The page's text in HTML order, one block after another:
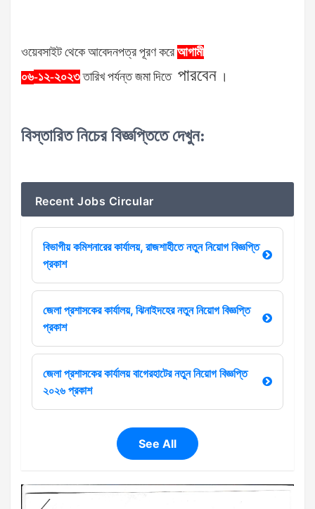
ওয়েবসাইট থেকে আবেদনপত্র পূরণ করে আগামী
০৬-১২-২০২৩ তারিখ পর্যন্ত জমা দিতে পারবেন ।
বিস্তারিত নিচের বিজ্ঞপ্তিতে দেখুন:
Recent Jobs Circular
বিভাগীয় কমিশনারের কার্যালয়, রাজশাহীতে নতুন নিয়োগ বিজ্ঞপ্তি
প্রকাশ
জেলা প্রশাসকের কার্যালয়, ঝিনাইদহের নতুন নিয়োগ বিজ্ঞপ্তি
প্রকাশ
জেলা প্রশাসকের কার্যালয় বাগেরহাটের নতুন নিয়োগ বিজ্ঞপ্তি
২০২৬ প্রকাশ
See All